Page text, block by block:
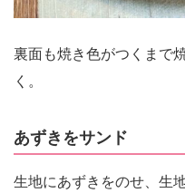
裏面も焼き色がつくまで
く。
あずきをサンド
生地にあずきをのせ、生